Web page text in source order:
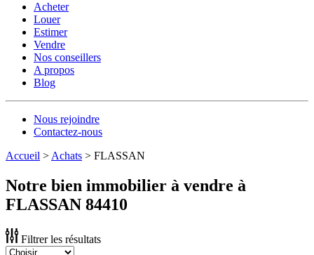
Acheter
Louer
Estimer
Vendre
Nos conseillers
A propos
Blog
Nous rejoindre
Contactez-nous
Accueil > Achats > FLASSAN
Notre bien immobilier à vendre à
FLASSAN 84410
Filtrer les résultats